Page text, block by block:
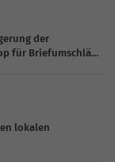
der
für Briefumschläge
lokalen